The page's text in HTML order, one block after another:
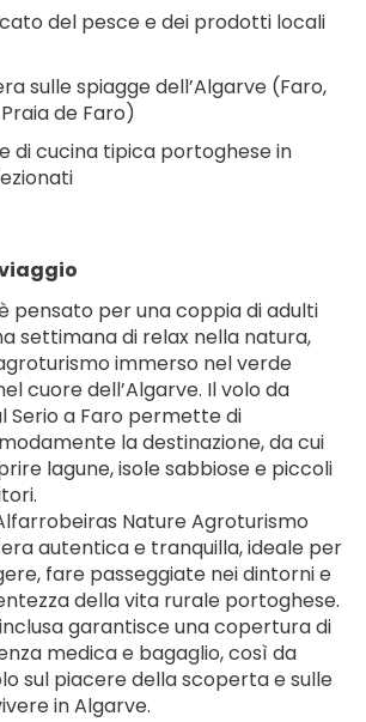
del pesce e dei prodotti locali
sulle spiagge dell’Algarve (Faro,
de Faro)
di cucina tipica portoghese in
pensato per una coppia di adulti
settimana di relax nella natura,
immerso nel verde
cuore dell’Algarve. Il volo da
Serio a Faro permette di
la destinazione, da cui
lagune, isole sabbiose e piccoli
Nature Agroturismo
autentica e tranquilla, ideale per
fare passeggiate nei dintorni e
della vita rurale portoghese.
inclusa garantisce una copertura di
medica e bagaglio, così da
sul piacere della scoperta e sulle
in Algarve.